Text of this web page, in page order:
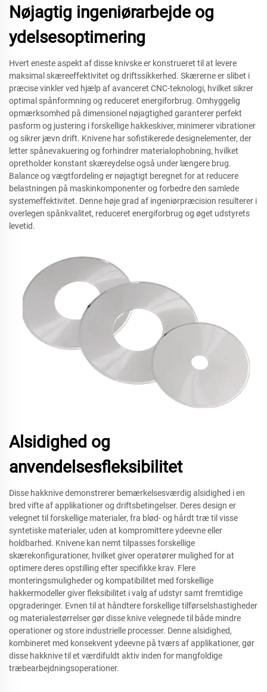
Nøjagtig ingeniørarbejde og
ydelsesoptimering
Hvert eneste aspekt af disse knivske er konstrueret til at levere
maksimal skæreeffektivitet og driftssikkerhed. Skærerne er slibet i
præcise vinkler ved hjælp af avanceret CNC-teknologi, hvilket sikrer
optimal spånformning og reduceret energiforbrug. Omhyggelig
opmærksomhed på dimensionel nøjagtighed garanterer perfekt
pasform og justering i forskellige hakkeskiver, minimerer vibrationer
og sikrer jævn drift. Knivene har sofistikerede designelementer, der
letter spånevakuering og forhindrer materialophobning, hvilket
opretholder konstant skæreydelse også under længere brug.
Balance og vægtfordeling er nøjagtigt beregnet for at reducere
belastningen på maskinkomponenter og forbedre den samlede
systemeffektivitet. Denne høje grad af ingeniørpræcision resulterer i
overlegen spånkvalitet, reduceret energiforbrug og øget udstyrets
levetid.
Alsidighed og
anvendelsesfleksibilitet
Disse hakknive demonstrerer bemærkelsesværdig alsidighed i en
bred vifte af applikationer og driftsbetingelser. Deres design er
velegnet til forskellige materialer, fra blød- og hårdt træ til visse
syntetiske materialer, uden at kompromittere ydeevne eller
holdbarhed. Knivene kan nemt tilpasses forskellige
skærekonfigurationer, hvilket giver operatører mulighed for at
optimere deres opstilling efter specifikke krav. Flere
monteringsmuligheder og kompatibilitet med forskellige
hakkermodeller giver fleksibilitet i valg af udstyr samt fremtidige
opgraderinger. Evnen til at håndtere forskellige tilførselshastigheder
og materialestørrelser gør disse knive velegnede til både mindre
operationer og store industrielle processer. Denne alsidighed,
kombineret med konsekvent ydeevne på tværs af applikationer, gør
disse hakknive til et værdifuldt aktiv inden for mangfoldige
træbearbejdningsoperationer.